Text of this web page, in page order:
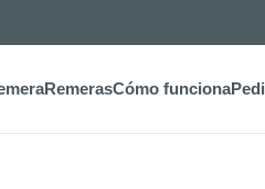
RemerasCómo funciona